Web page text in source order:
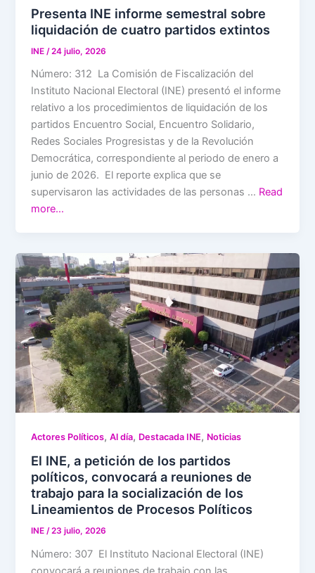
Presenta INE informe semestral sobre
liquidación de cuatro partidos extintos
INE /24 julio, 2026
Número: 312 La Comisión de Fiscalización del
Instituto Nacional Electoral (INE) presentó el informe
relativo a los procedimientos de liquidación de los
partidos Encuentro Social, Encuentro Solidario,
Redes Sociales Progresistas y de la Revolución
Democrática, correspondiente al periodo de enero a
junio de 2026. El reporte explica que se
supervisaron las actividades de las personas … Read
more…
Actores Políticos,Al día, Destacada INE, Noticias
El INE, a petición de los partidos
políticos, convocará a reuniones de
trabajo para la socialización de los
Lineamientos de Procesos Políticos
INE/23 julio, 2026
Número: 307 El Instituto Nacional Electoral (INE)